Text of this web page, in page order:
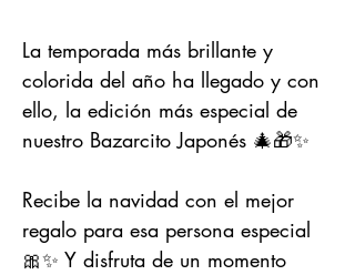
La temporada más brillante y
colorida del año ha llegado y con
ello, la edición más especial de
nuestro Bazarcito Japonés 🎄🎁✨
Recibe la navidad con el mejor
regalo para esa persona especial
🎀✨ Y disfruta de un momento